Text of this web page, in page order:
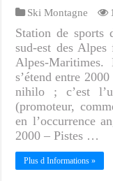
Ski Montagne
Station de sports
sud-est des Alpes
Alpes-
s’étend entre
nihilo ; c’est
(promoteur,
en l’occurrence
2000 – Pistes …
Plus d Informations »